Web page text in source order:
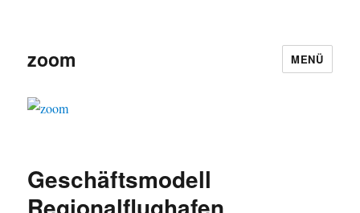
zoom MENÜ
Geschäftsmodell